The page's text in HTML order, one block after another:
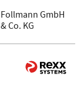
Follmann GmbH
& Co. KG